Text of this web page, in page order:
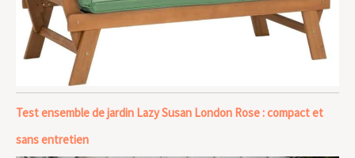
Test ensemble de jardin Lazy Susan London Rose : compact et
sans entretien